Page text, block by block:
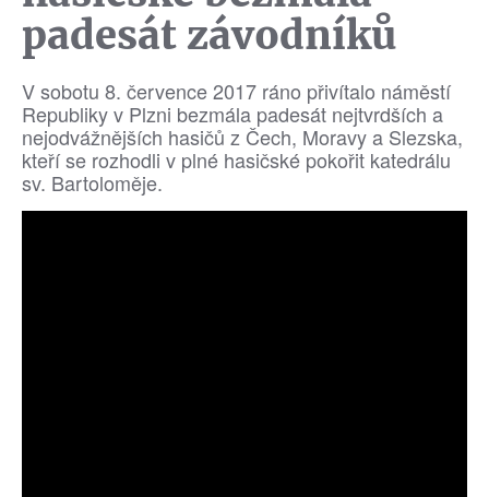
padesát závodníků
V sobotu 8. července 2017 ráno přivítalo náměstí
Republiky v Plzni bezmála padesát nejtvrdších a
nejodvážnějších hasičů z Čech, Moravy a Slezska,
kteří se rozhodli v plné hasičské pokořit katedrálu
sv. Bartoloměje.